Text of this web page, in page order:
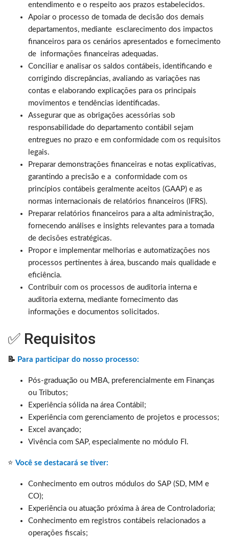
entendimento e o respeito aos prazos estabelecidos.
Apoiar o processo de tomada de decisão dos demais
departamentos, mediante esclarecimento dos impactos
financeiros para os cenários apresentados e fornecimento
de informações financeiras adequadas.
Conciliar e analisar os saldos contábeis, identificando e
corrigindo discrepâncias, avaliando as variações nas
contas e elaborando explicações para os principais
movimentos e tendências identificadas.
Assegurar que as obrigações acessórias sob
responsabilidade do departamento contábil sejam
entregues no prazo e em conformidade com os requisitos
legais.
Preparar demonstrações financeiras e notas explicativas,
garantindo a precisão e a conformidade com os
princípios contábeis geralmente aceitos (GAAP) e as
normas internacionais de relatórios financeiros (IFRS).
Preparar relatórios financeiros para a alta administração,
fornecendo análises e insights relevantes para a tomada
de decisões estratégicas.
Propor e implementar melhorias e automatizações nos
processos pertinentes à área, buscando mais qualidade e
eficiência.
Contribuir com os processos de auditoria interna e
auditoria externa, mediante fornecimento das
informações e documentos solicitados.
✅ Requisitos
📝 Para participar do nosso processo:
Pós-graduação ou MBA, preferencialmente em Finanças
ou Tributos;
Experiência sólida na área Contábil;
Experiência com gerenciamento de projetos e processos;
Excel avançado;
Vivência com SAP, especialmente no módulo FI.
⭐ Você se destacará se tiver:
Conhecimento em outros módulos do SAP (SD, MM e
CO);
Experiência ou atuação próxima à área de Controladoria;
Conhecimento em registros contábeis relacionados a
operações fiscais;